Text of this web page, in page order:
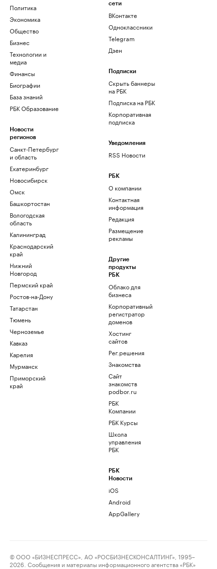
Политика
Экономика
Общество
Бизнес
Технологии и
медиа
Финансы
Биографии
База знаний
РБК Образование
Новости
регионов
Санкт-Петербург
и область
Екатеринбург
Новосибирск
Омск
Башкортостан
Вологодская
область
Калининград
Краснодарский
край
Нижний
Новгород
Пермский край
Ростов-на-Дону
Татарстан
Тюмень
Черноземье
Кавказ
Карелия
Мурманск
Приморский
край
сети
ВКонтакте
Одноклассники
Telegram
Дзен
Подписки
Скрыть баннеры
на РБК
Подписка на РБК
Корпоративная
подписка
Уведомления
RSS Новости
РБК
О компании
Контактная
информация
Редакция
Размещение
рекламы
Другие
продукты
РБК
Облако для
бизнеса
Корпоративный
регистратор
доменов
Хостинг
сайтов
Рег.решения
Знакомства
Сайт
знакомств
podbor.ru
РБК
Компании
РБК Курсы
Школа
управления
РБК
РБК
Новости
iOS
Android
AppGallery
© ООО «БИЗНЕСПРЕСС», АО «РОСБИЗНЕСКОНСАЛТИНГ», 1995–
2026. Сообщения и материалы информационного агентства «РБК»